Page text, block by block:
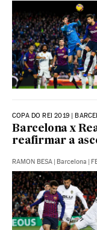
COPA DO REI 2019 |
Barcelona x
reafirmar a
RAMON BESA | Barcelona |